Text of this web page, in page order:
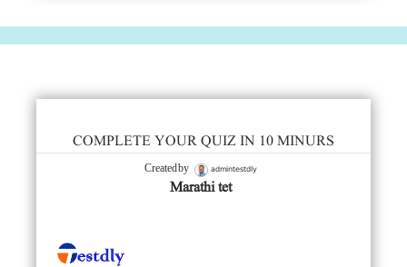
COMPLETE YOUR QUIZ IN 10 MINURS
Created by admintestdly
Marathi tet